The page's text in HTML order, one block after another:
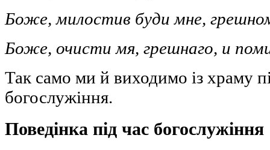
Боже, милостив буди мне,
Боже, очисти мя, грешнаго, и
Так само ми й виходимо із храму
богослужіння.
Поведінка під час богослужіння